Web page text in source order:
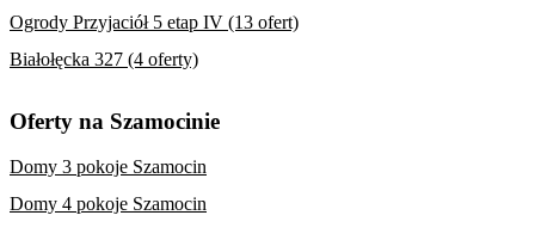
Ogrody Przyjaciół 5 etap IV (13 ofert)
Białołęcka 327 (4 oferty)
Oferty na Szamocinie
Domy 3 pokoje Szamocin
Domy 4 pokoje Szamocin